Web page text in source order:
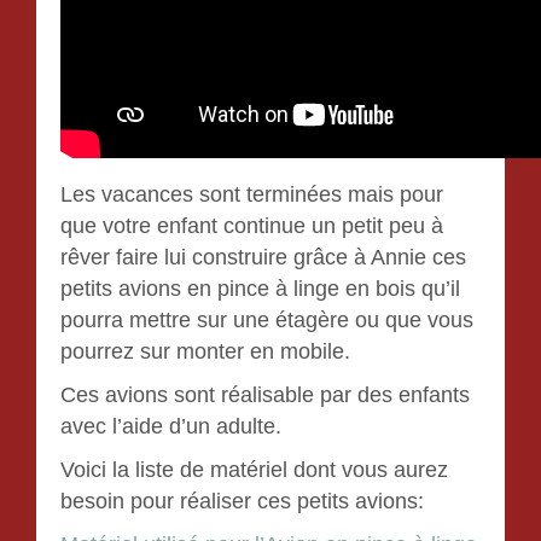
Les vacances sont terminées mais pour
que votre enfant continue un petit peu à
rêver faire lui construire grâce à Annie ces
petits avions en pince à linge en bois qu’il
pourra mettre sur une étagère ou que vous
pourrez sur monter en mobile.
Ces avions sont réalisable par des enfants
avec l’aide d’un adulte.
Voici la liste de matériel dont vous aurez
besoin pour réaliser ces petits avions: